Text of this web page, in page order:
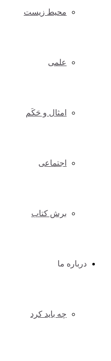
محیط زیست
علمی
امثال و حَکَم
اجتماعی
برش کتاب
درباره ما
چه باید کرد